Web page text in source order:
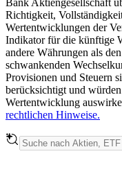
Bank Aktiengesellschaft
Richtigkeit,
Wertentwicklungen der
Indikator für die künftige
andere Währungen als
schwankenden
Provisionen und Steuern
berücksichtigt und
Wertentwicklung
rechtlichen Hinweise.